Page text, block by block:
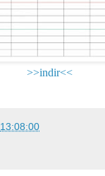
>>indir<<
13:08:00